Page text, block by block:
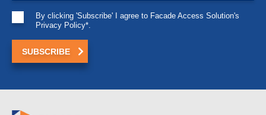
By clicking 'Subscribe' I agree to Facade Access Solution's
Privacy Policy*.